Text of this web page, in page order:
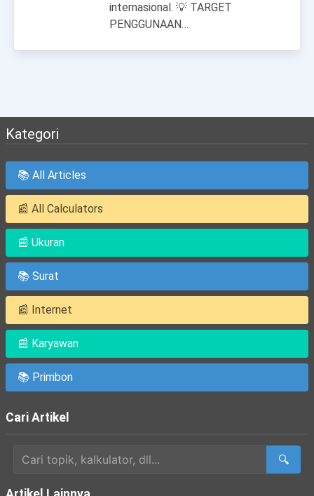
internasional. 💡 TARGET
PENGGUNAAN…
Kategori
📚 All Articles
📰 All Calculators
📰 Ukuran
📚 Surat
📰 Internet
📰 Karyawan
📚 Primbon
Cari Artikel
🔍